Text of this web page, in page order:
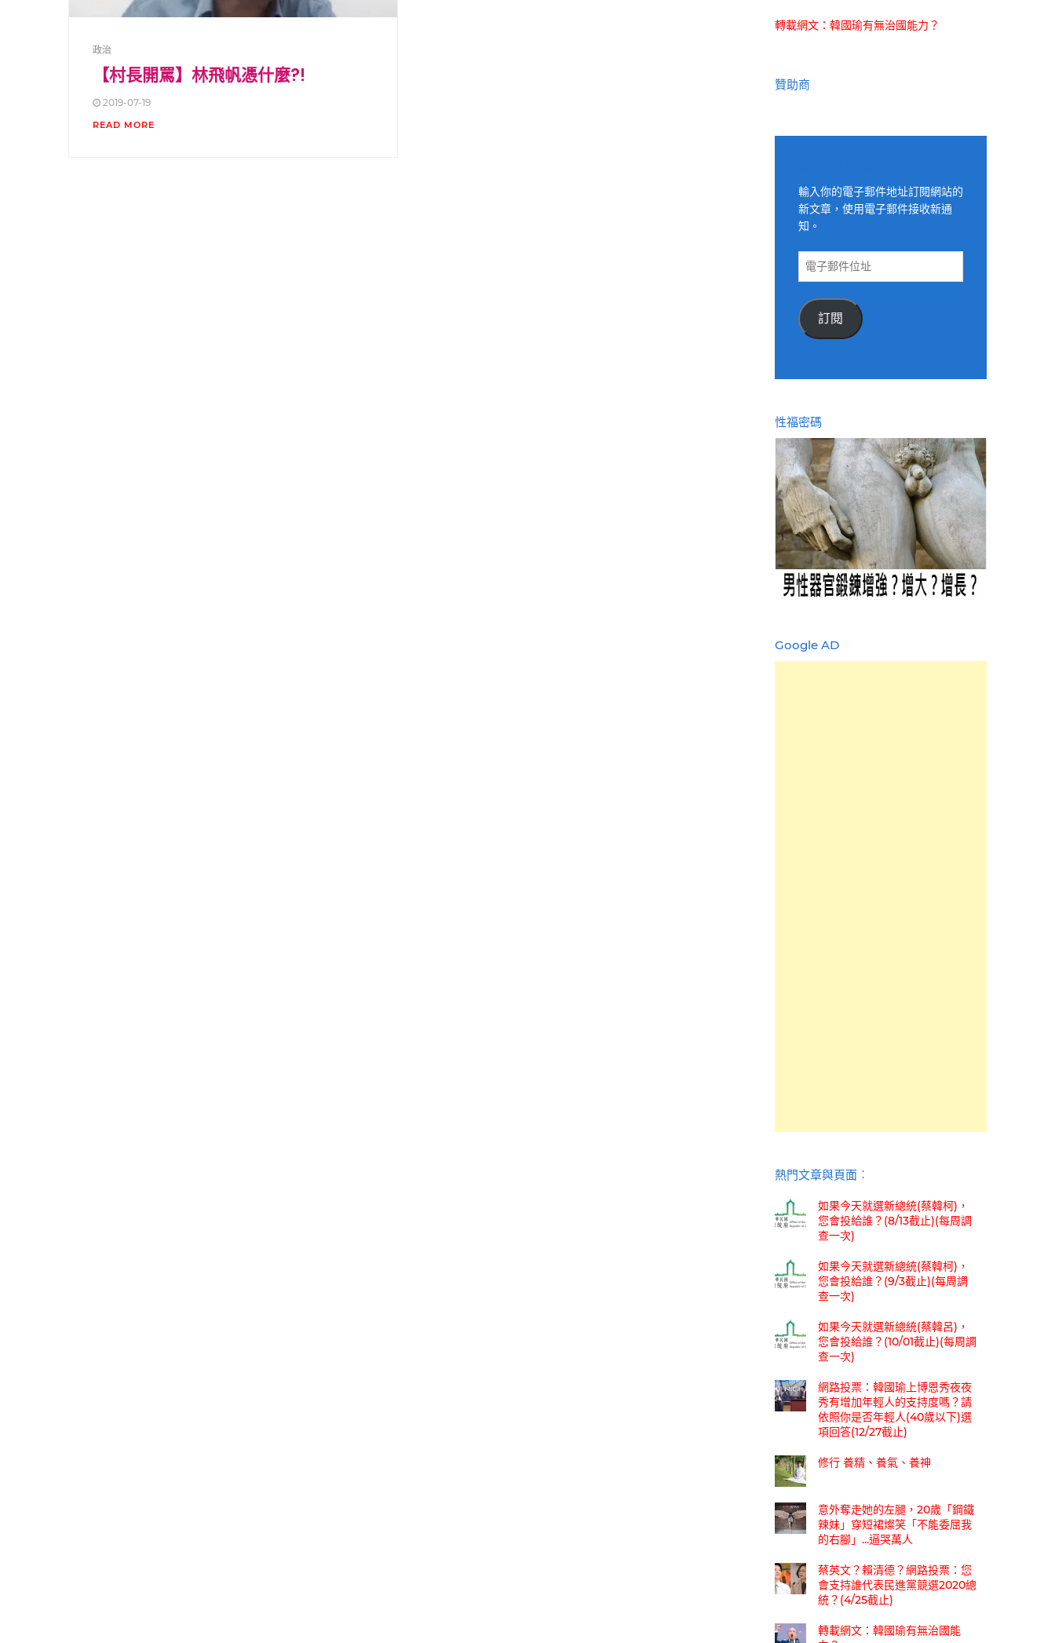
政治
【村長開罵】林飛帆憑什麼?!
2019-07-19
READ MORE
轉載網文：韓國瑜有無治國能力？
贊助商
輸入你的電子郵件地址訂閱網站的
新文章，使用電子郵件接收新通
知。
電
件
位
訂閱
性福密碼
Google AD
熱門文章與頁面︰
如果今天就選新總統(蔡韓柯)，
您會投給誰？(8/13截止)(每周調
查一次)
如果今天就選新總統(蔡韓柯)，
您會投給誰？(9/3截止)(每周調
查一次)
如果今天就選新總統(蔡韓呂)，
您會投給誰？(10/01截止)(每周調
查一次)
網路投票：韓國瑜上博恩秀夜夜
秀有增加年輕人的支持度嗎？請
依照你是否年輕人(40歲以下)選
項回答(12/27截止)
修行 養精、養氣、養神
意外奪走她的左腿，20歲「鋼鐵
辣妹」穿短裙燦笑「不能委屈我
的右腳」...逼哭萬人
蔡英文？賴清德？網路投票：您
會支持誰代表民進黨競選2020總
統？(4/25截止)
轉載網文：韓國瑜有無治國能